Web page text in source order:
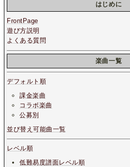
はじめに
FrontPage
遊び方説明
よくある質問
楽曲一覧
デフォルト順
課金楽曲
コラボ楽曲
公募別
並び替え可能曲一覧
レベル順
低難易度譜面レベル順